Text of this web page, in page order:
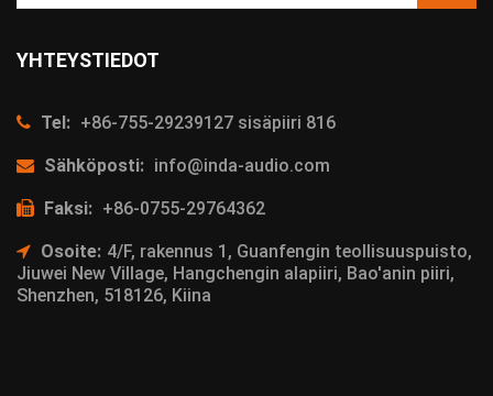
YHTEYSTIEDOT
Tel: +86-755-29239127 sisäpiiri 816
Sähköposti: info@inda-audio.com
Faksi: +86-0755-29764362
Osoite: 4/F, rakennus 1, Guanfengin teollisuuspuisto,
Jiuwei New Village, Hangchengin alapiiri, Bao'anin piiri,
Shenzhen, 518126, Kiina